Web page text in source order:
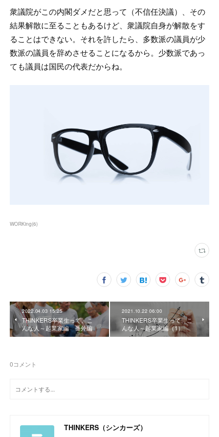
衆議院がこの内閣ダメだと思って（不信任決議）、その
結果解散に至ることもあるけど、衆議院自身が解散をす
ることはできない。それを許したら、多数派の議員が少
数派の議員を辞めさせることになるから。少数派であっ
ても議員は国民の代表だからね。
WORKing(6)
2022.04.03 15:25
THINKERS卒業生って、こ
んな人～起業家編 番外編
2021.10.22 06:00
THINKERS卒業生って、こ
んな人～起業家編（1）
0コメント
THINKERS（シンカーズ）